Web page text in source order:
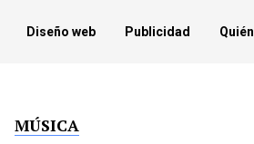
Diseño web Publicidad
MÚSICA